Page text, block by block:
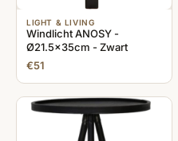
LIGHT & LIVING
Windlicht ANOSY -
Ø21.5x35cm - Zwart
€51